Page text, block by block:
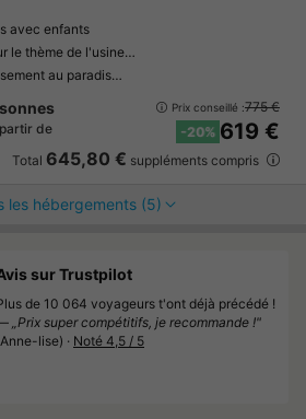
avec enfants
le thème de l'usine…
au paradis…
de
Prix conseillé :775 €
-20% 619 €
Total 645,80 € suppléments compris
les hébergements (5)
sur Trustpilot
de 10 064 voyageurs t'ont déjà précédé !
„Prix super compétitifs, je recommande !"
lise) · Noté 4,5 / 5